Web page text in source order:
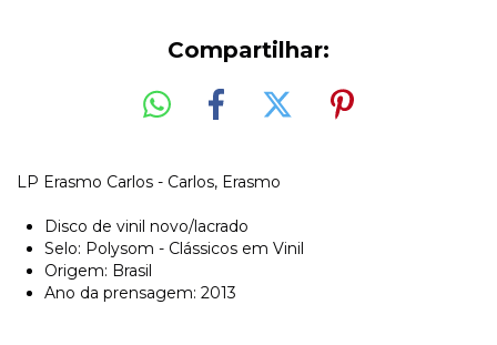
Compartilhar:
LP Erasmo Carlos - Carlos, Erasmo
Disco de vinil novo/lacrado
Selo: Polysom - Clássicos em Vinil
Origem: Brasil
Ano da prensagem: 2013